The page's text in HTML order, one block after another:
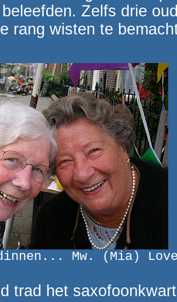
Zelfs drie
rang wisten te
Mw. (Mia)
trad het